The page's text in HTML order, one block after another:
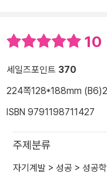
10
세일즈포인트 370
224쪽128*188mm (B6)
ISBN 9791198711427
주제분류
자기계발 > 성공 > 성공학